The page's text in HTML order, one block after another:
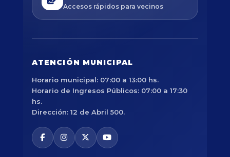
Accesos rápidos para vecinos
ATENCIÓN MUNICIPAL
Horario municipal: 07:00 a 13:00 hs.
Horario de Ingresos Públicos: 07:00 a 17:30
hs.
Dirección: 12 de Abril 500.